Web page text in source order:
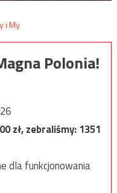
Polonia!
zł, zebraliśmy:1351
dla funkcjonowania